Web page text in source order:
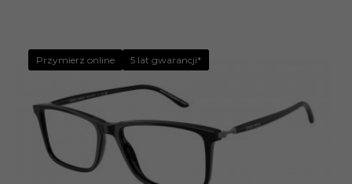
Przymierz online 5 lat gwarancji*